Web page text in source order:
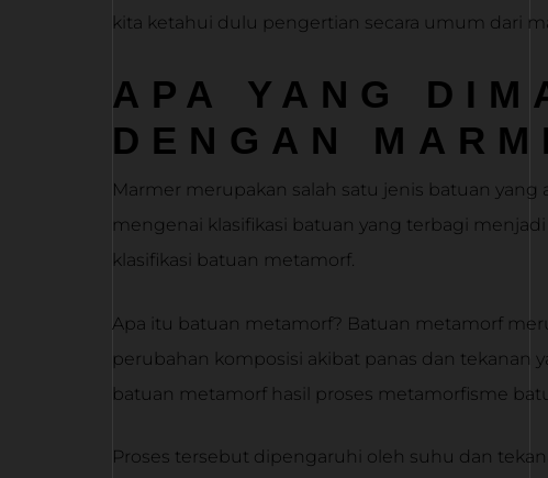
kita ketahui dulu pengertian secara umum dari
APA YANG
DENGAN
Marmer merupakan salah satu jenis batuan yang
mengenai klasifikasi batuan yang terbagi
klasifikasi batuan metamorf.
Apa itu batuan metamorf? Batuan metamorf
perubahan komposisi akibat panas dan tekanan
batuan metamorf hasil proses metamorfisme
Proses tersebut dipengaruhi oleh suhu dan